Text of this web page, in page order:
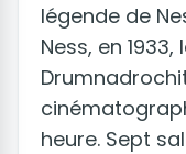
légende de
Ness, en
heure. Sept